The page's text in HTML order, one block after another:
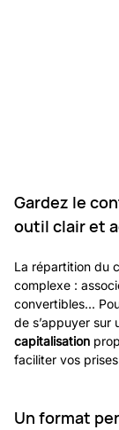
Gardez le
outil clair et
La répartition du
complexe :
convertibles...
de s’appuyer sur
capitalisation
faciliter vos
Un format